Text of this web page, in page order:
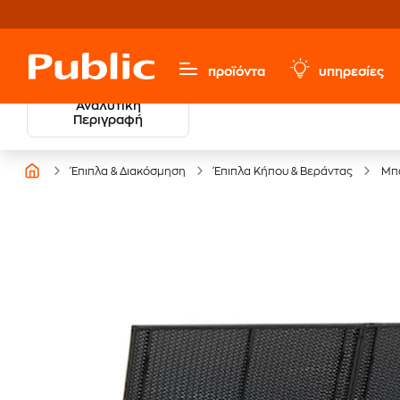
προϊόντα υπηρεσίες
Αναλυτική
Περιγραφή
Έπιπλα & Διακόσμηση Έπιπλα Κήπου & Βεράντας